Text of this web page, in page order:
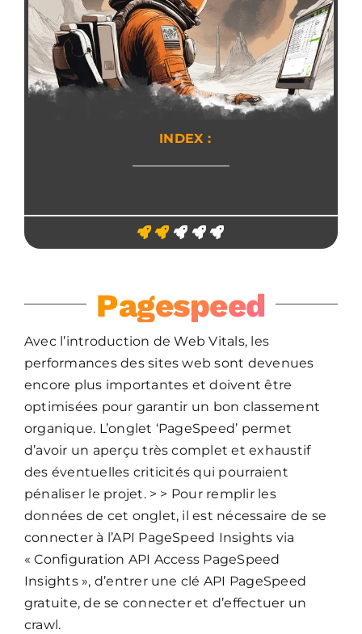
INDEX :
Pagespeed
Avec l’introduction de Web Vitals, les
performances des sites web sont devenues
encore plus importantes et doivent être
optimisées pour garantir un bon classement
organique. L’onglet ‘PageSpeed’ permet
d’avoir un aperçu très complet et exhaustif
des éventuelles criticités qui pourraient
pénaliser le projet. > > Pour remplir les
données de cet onglet, il est nécessaire de se
connecter à l’API PageSpeed Insights via
« Configuration API Access PageSpeed
Insights », d’entrer une clé API PageSpeed
gratuite, de se connecter et d’effectuer un
crawl.